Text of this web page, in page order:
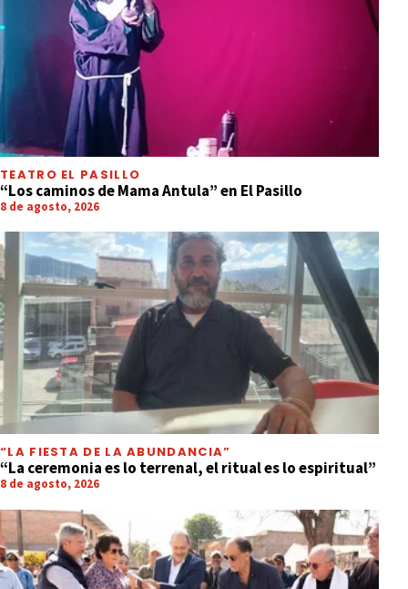
TEATRO EL PASILLO
“Los caminos de Mama Antula” en El Pasillo
8 de agosto, 2026
“LA FIESTA DE LA ABUNDANCIA”
“La ceremonia es lo terrenal, el ritual es lo espiritual”
8 de agosto, 2026